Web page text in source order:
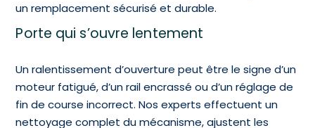
un remplacement sécurisé et durable.
Porte qui s’ouvre lentement
Un ralentissement d’ouverture peut être le signe d’un
moteur fatigué, d’un rail encrassé ou d’un réglage de
fin de course incorrect. Nos experts effectuent un
nettoyage complet du mécanisme, ajustent les